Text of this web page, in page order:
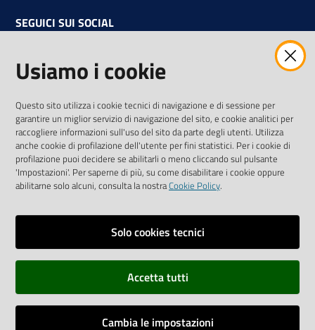
SEGUICI SUI SOCIAL
Ricevi tutti gli aggiornamenti su eventi, nuove opportunità e
adempimenti normativi
Privacy policy
Usiamo i cookie
Questo sito utilizza i cookie tecnici di navigazione e di sessione per
garantire un miglior servizio di navigazione del sito, e cookie analitici per
raccogliere informazioni sull'uso del sito da parte degli utenti. Utilizza
anche cookie di profilazione dell'utente per fini statistici. Per i cookie di
profilazione puoi decidere se abilitarli o meno cliccando sul pulsante
'Impostazioni'. Per saperne di più, su come disabilitare i cookie oppure
abilitarne solo alcuni, consulta la nostraCookie Policy.
Solo cookies tecnici
Accetta tutti
Cambia le impostazioni